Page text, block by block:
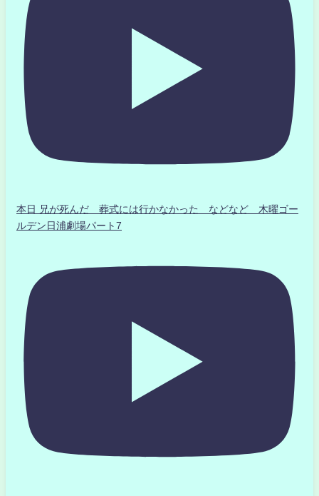
本日 兄が死んだ 葬式には行かなかった などなど 木曜ゴー
ルデン日浦劇場パート7